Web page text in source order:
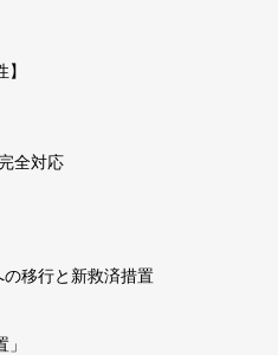
全対応
移行と新救済措置